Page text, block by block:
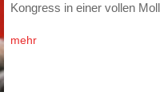
Kongress in einer vollen
mehr